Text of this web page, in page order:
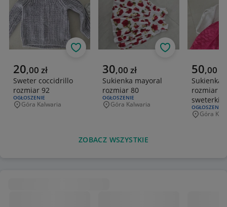
Aktualna cena
20,00 zł
Sweter coccidrillo
rozmiar 92
RODZAJ OFERTY:
OGŁOSZENIE
Miejscowość
Góra Kalwaria
Obserwuj
Aktualna cena
30,00 zł
Sukienka mayoral
rozmiar 80
RODZAJ OFERTY:
OGŁOSZENIE
Miejscowość
Góra Kalwaria
Obserwuj
Aktualna
50,00
Sukienka
rozmiar
RODZAJ
OGŁOSZENIE
Góra
ZOBACZ WSZYSTKIE